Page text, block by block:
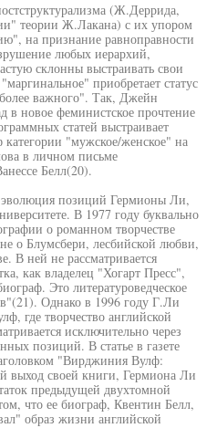
(Ж.Деррида,
теории Ж.Лакана) с их упором
на признание равноправности
любых иерархий,
склонны выстраивать свои
приобретает статус
важного". Так, Джейн
в новое феминистское прочтение
статей выстраивает
"мужское/женское" на
в личном письме
Белл(20).
эволюция позиций Гермионы Ли,
В 1977 году буквально
о романном творчестве
о Блумсбери, лесбийской любви,
В ней не рассматривается
как владелец "Хогарт Пресс",
Это литературоведческое
Однако в 1996 году Г.Ли
где творчество английской
исключительно через
позиций. В статье в газете
"Вирджиния Вулф:
выход своей книги, Гермиона Ли
предыдущей двухтомной
что ее биограф, Квентин Белл,
образ жизни английской